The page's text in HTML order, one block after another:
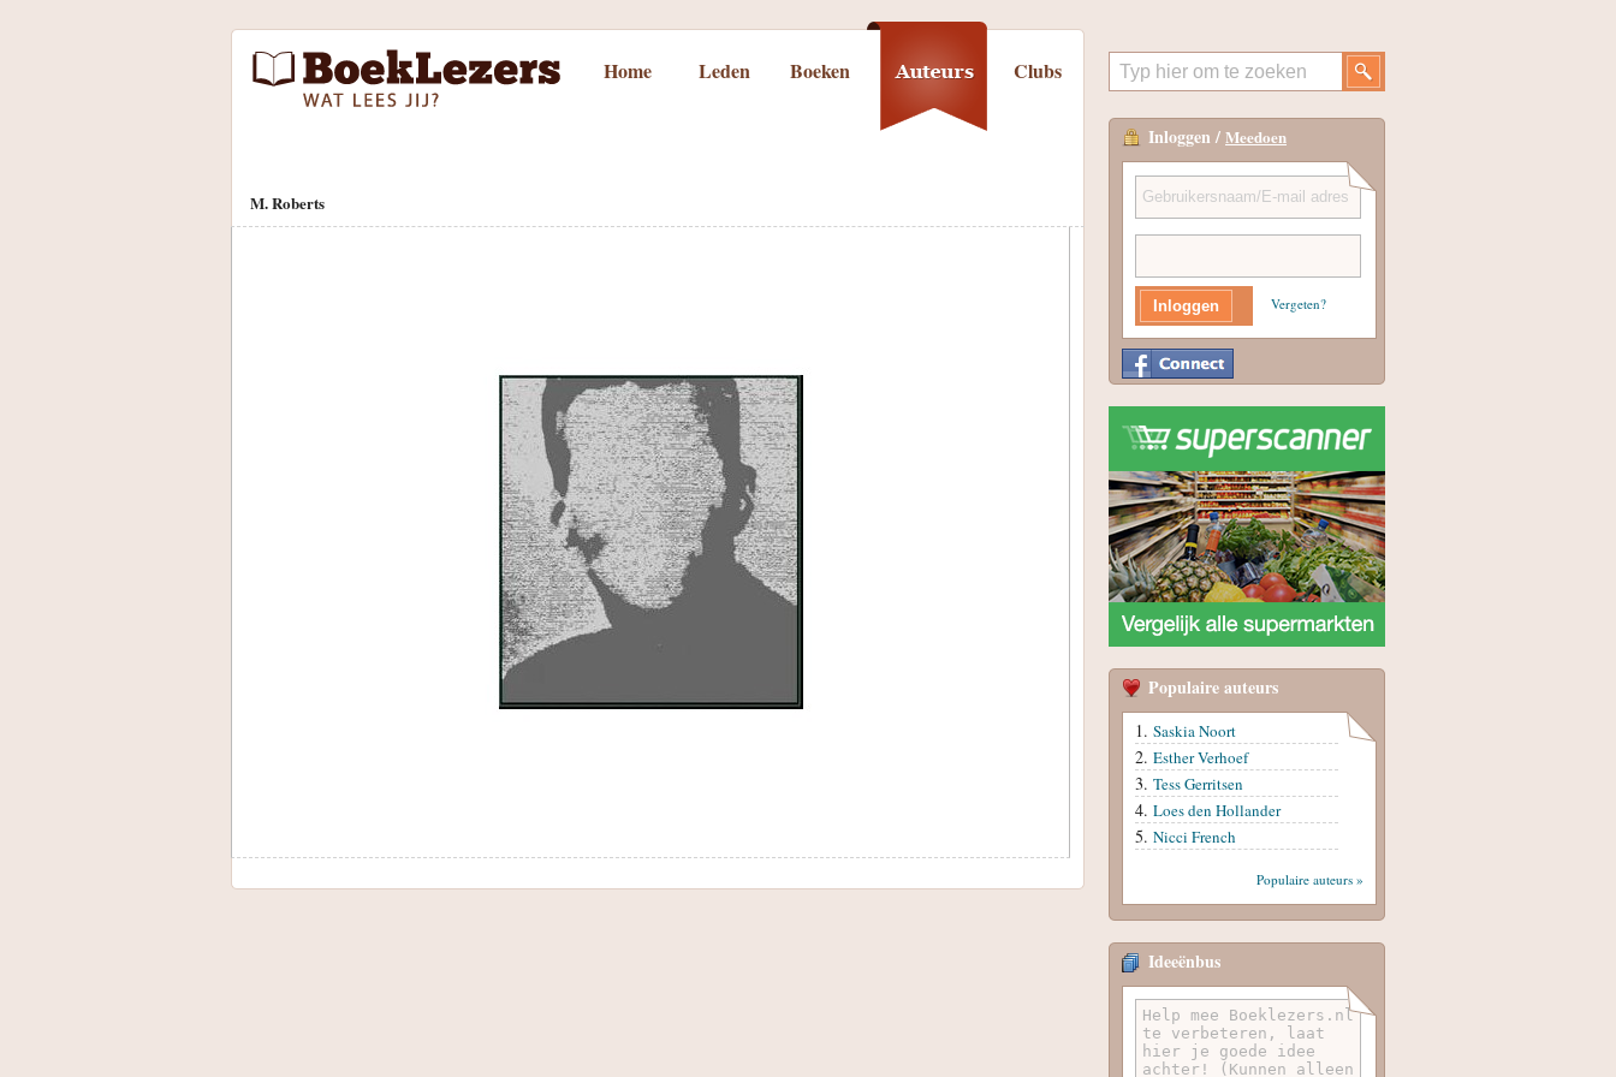
Home Leden Boeken Clubs
M. Roberts
Inloggen / Meedoen
Vergeten?
Populaire auteurs
Saskia Noort
Esther Verhoef
Tess Gerritsen
Loes den Hollander
Nicci French
Populaire auteurs »
Ideeënbus